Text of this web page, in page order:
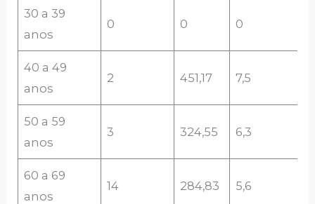
30 a 39
anos
0 0 0
40 a 49
anos
2 451,17 7,5
50 a 59
anos
3 324,55 6,3
60 a 69
anos
14 284,83 5,6